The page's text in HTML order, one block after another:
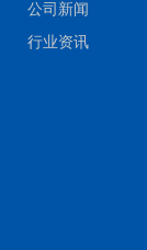
公司新闻
行业资讯